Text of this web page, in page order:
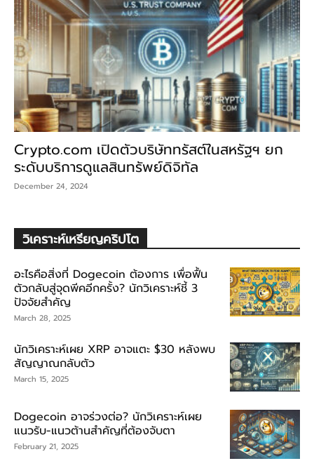
Crypto.com เปิดตัวบริษัททรัสต์ในสหรัฐฯ ยก
ระดับบริการดูแลสินทรัพย์ดิจิทัล
December 24, 2024
วิเคราะห์เหรียญคริปโต
อะไรคือสิ่งที่ Dogecoin ต้องการ เพื่อฟื้น
ตัวกลับสู่จุดพีคอีกครั้ง? นักวิเคราะห์ชี้ 3
ปัจจัยสำคัญ
March 28, 2025
นักวิเคราะห์เผย XRP อาจแตะ $30 หลังพบ
สัญญาณกลับตัว
March 15, 2025
Dogecoin อาจร่วงต่อ? นักวิเคราะห์เผย
แนวรับ-แนวต้านสำคัญที่ต้องจับตา
February 21, 2025